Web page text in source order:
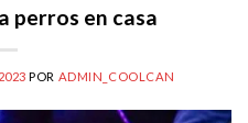
perros en casa
POR ADMIN_COOLCAN